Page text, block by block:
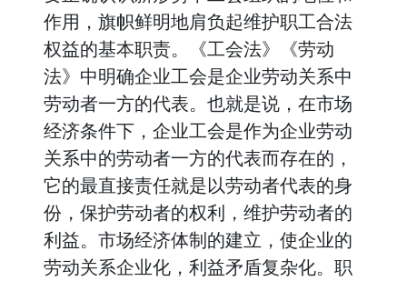
作用，旗帜鲜明地肩负起维护职工合法
权益的基本职责。《工会法》《劳动
法》中明确企业工会是企业劳动关系中
劳动者一方的代表。也就是说，在市场
经济条件下，企业工会是作为企业劳动
关系中的劳动者一方的代表而存在的，
它的最直接责任就是以劳动者代表的身
份，保护劳动者的权利，维护劳动者的
利益。市场经济体制的建立，使企业的
劳动关系企业化，利益矛盾复杂化。职